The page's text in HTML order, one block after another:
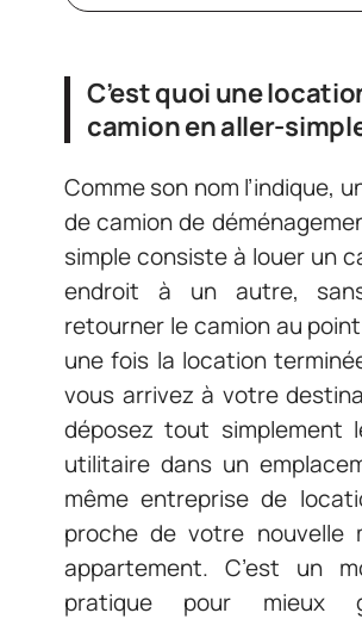
C’est quoi une
camion en aller-
Comme son nom l’indique,
de camion de
simple consiste à louer un
endroit à un autre,
retourner le camion au
une fois la location
vous arrivez à votre
déposez tout simplement
utilitaire dans un
même entreprise de
proche de votre nouvelle
appartement. C’est un
pratique pour mieux